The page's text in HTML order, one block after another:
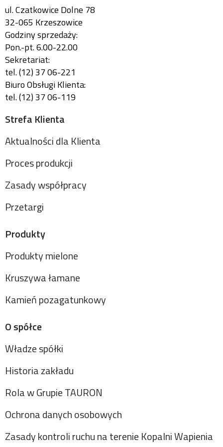
ul. Czatkowice Dolne 78
32-065 Krzeszowice
Godziny sprzedaży:
Pon.-pt. 6.00-22.00
Sekretariat:
tel. (12) 37 06-221
Biuro Obsługi Klienta:
tel. (12) 37 06-119
Strefa Klienta
Aktualności dla Klienta
Proces produkcji
Zasady współpracy
Przetargi
Produkty
Produkty mielone
Kruszywa łamane
Kamień pozagatunkowy
O spółce
Władze spółki
Historia zakładu
Rola w Grupie TAURON
Ochrona danych osobowych
Zasady kontroli ruchu na terenie Kopalni Wapienia